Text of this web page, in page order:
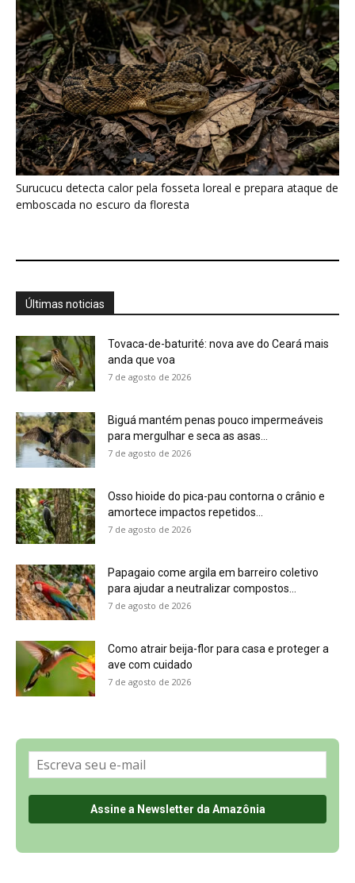
Últimas noticias
Tovaca-de-baturité: nova ave do Ceará mais
anda que voa
7 de agosto de 2026
Biguá mantém penas pouco impermeáveis
para mergulhar e seca as asas...
7 de agosto de 2026
Papagaio come argila em barreiro coletivo
7 de agosto de 2026
7 de agosto de 2026
Política de Privacidade, LGPD e RGPD
Últimas Notícias
🌎 Español
©